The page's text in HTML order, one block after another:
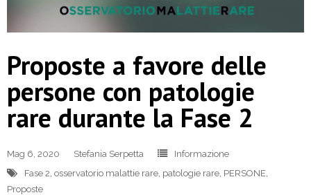
Proposte a favore delle
persone con patologie
rare durante la Fase 2
Mag 6, 2020 Stefania Serpetta
Informazione
Fase 2, osservatorio malattie rare, patologie rare, PERSONE,
Proposte